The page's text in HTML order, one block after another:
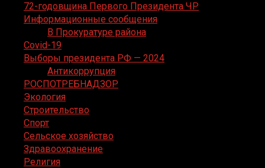
72-годовщина Первого Президента ЧР
Информационные сообщения
В Прокуратуре района
Covid-19
Выборы президента РФ — 2024
Антикоррупция
РОСПОТРЕБНАДЗОР
Экология
Строительство
Спорт
Сельское хозяйство
Здравоохранение
Религия